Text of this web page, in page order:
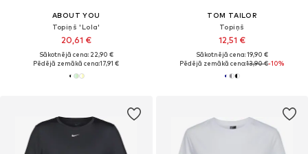
ABOUT YOU
Topiņš 'Lola'
20,61 €
Sākotnējā cena: 22,90 €
Pēdējā zemākā cena:17,91 €
TOM TAILOR
Topiņš
12,51 €
Sākotnējā cena: 19,90 €
Pēdējā zemākā cena:13,90 €-10%